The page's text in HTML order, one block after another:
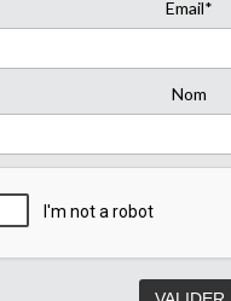
Email*
Nom